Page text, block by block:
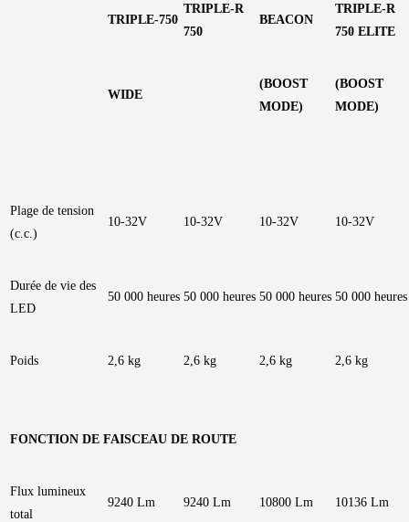
TRIPLE-750
TRIPLE-R
750
BEACON
TRIPLE-R
750 ELITE
WIDE
(BOOST
MODE)
(BOOST
MODE)
Plage de tension
(c.c.)
10-32V 10-32V 10-32V 10-32V
Durée de vie des
LED
50 000 heures 50 000 heures 50 000 heures 50 000 heures
Poids 2,6 kg 2,6 kg 2,6 kg 2,6 kg
FONCTION DE FAISCEAU DE ROUTE
Flux lumineux
total
9240 Lm 9240 Lm 10800 Lm 10136 Lm